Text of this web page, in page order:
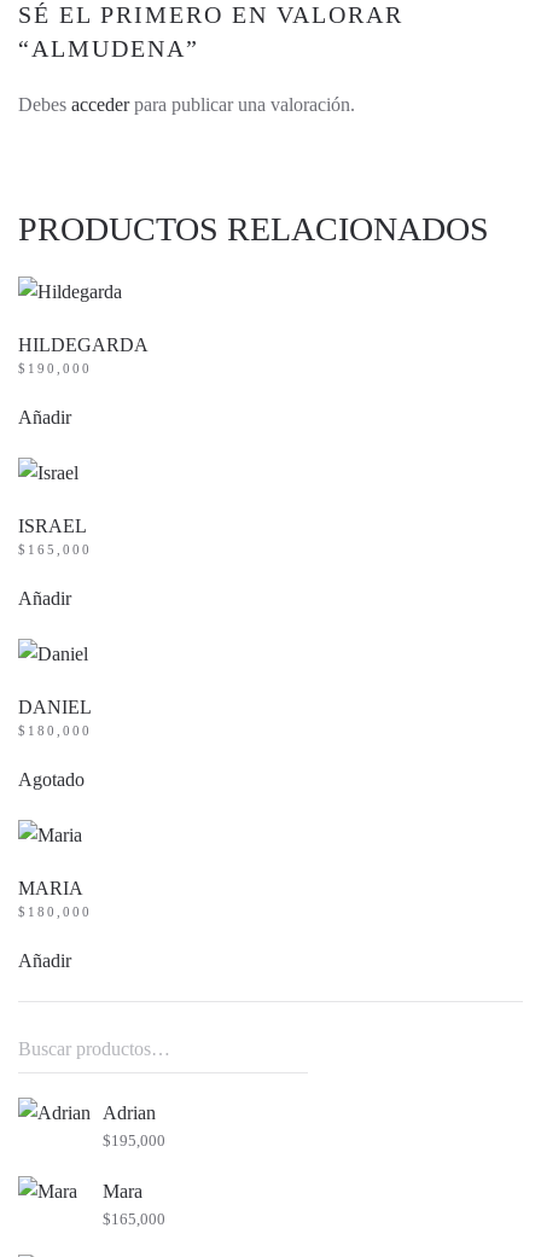
SÉ EL PRIMERO EN VALORAR
“ALMUDENA”
Debes accederpara publicar una valoración.
PRODUCTOS RELACIONADOS
HILDEGARDA
$ 190,000
Añadir
ISRAEL
$ 165,000
Añadir
DANIEL
$ 180,000
Agotado
MARIA
$ 180,000
Añadir
Buscar
por:
Adrian
$195,000
Mara
$165,000